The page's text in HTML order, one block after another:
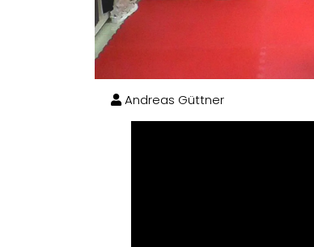
Andreas Güttner